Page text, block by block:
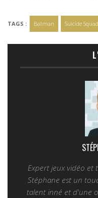
TAGS : Batman Suicide Squad
Expert jeux vidéo et
Stéphane est un
talent inné et d'une